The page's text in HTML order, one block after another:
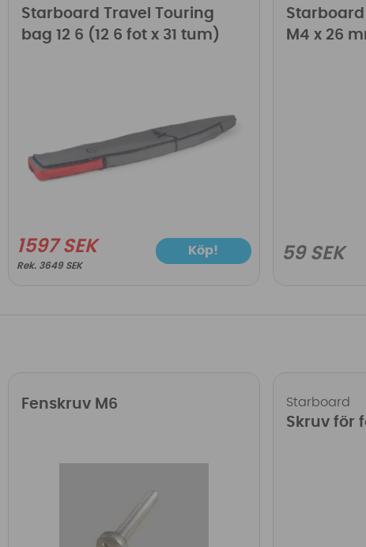
Starboard Travel Touring
bag 12 6 (12 6 fot x 31 tum)
1597 SEK
3649 SEK
Köp!
M4 x 26
59 SEK
Fenskruv M6 Starboard
Skruv för